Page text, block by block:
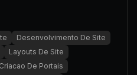
Desenvolvimento De Site
Layouts De Site
Criacao De Portais